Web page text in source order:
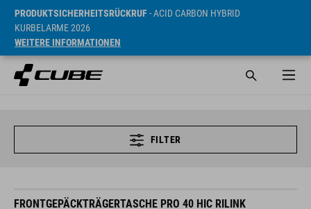
PRODUKTSICHERHEITSRÜCKRUF- ACID CARBON HYBRID
KURBELARME 2026
WEITERE INFORMATIONEN
FILTER
FRONTGEPÄCKTRÄGERTASCHE PRO 40 HIC RILINK